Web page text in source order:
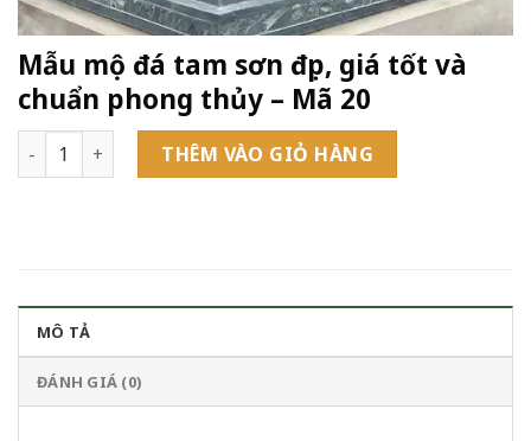
Mẫu mộ đá tam sơn đẹp, giá tốt và
chuẩn phong thủy – Mã 20
Mẫu mộ đá tam sơn đẹp, giá tốt và chuẩn phong thủy - Mã
THÊM VÀO GIỎ HÀNG
MÔ TẢ
ĐÁNH GIÁ (0)